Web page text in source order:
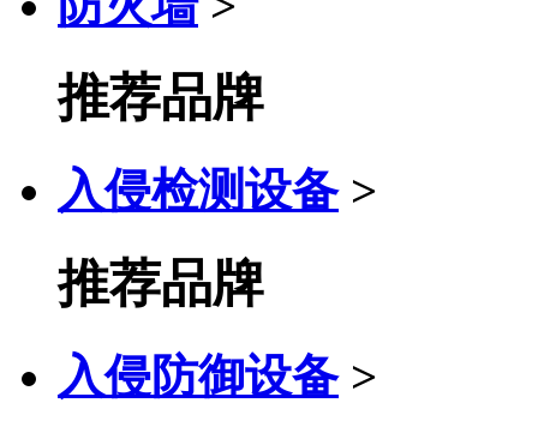
推荐品牌
入侵检测设备 >
推荐品牌
入侵防御设备 >